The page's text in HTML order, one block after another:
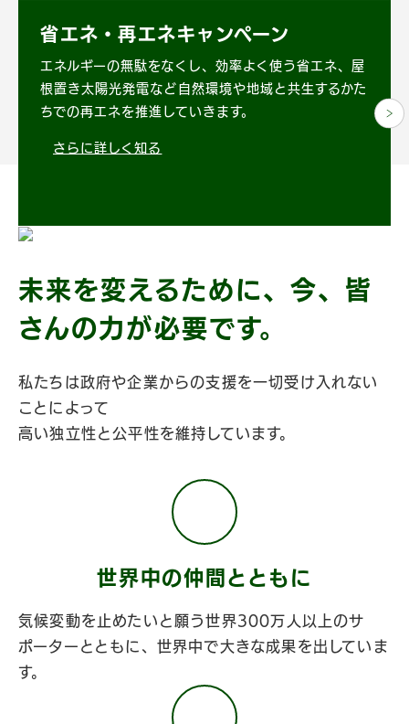
省エネ・再エネキャンペーン
エネルギーの無駄をなくし、効率よく使う省エネ、屋
根置き太陽光発電など自然環境や地域と共生するかた
ちでの再エネを推進していきます。
さらに詳しく知る
未来を変えるために、今、皆
さんの力が必要です。
私たちは政府や企業からの支援を一切受け入れない
ことによって
高い独立性と公平性を維持しています。
世界中の仲間とともに
気候変動を止めたいと願う世界300万人以上のサ
ポーターとともに、世界中で大きな成果を出していま
す。